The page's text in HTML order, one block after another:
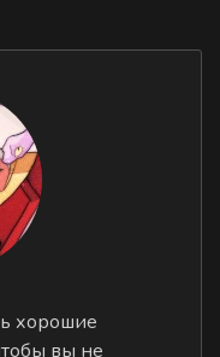
хорошие
вы не